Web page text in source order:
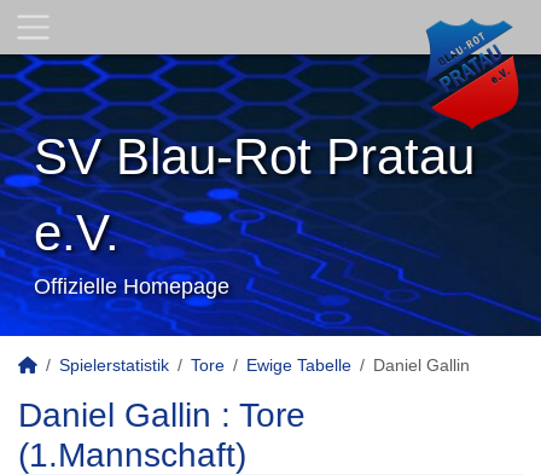
SV Blau-Rot Pratau
e.V.
Offizielle Homepage
Spielerstatistik Tore Ewige Tabelle Daniel Gallin
Daniel Gallin : Tore
(1.Mannschaft)